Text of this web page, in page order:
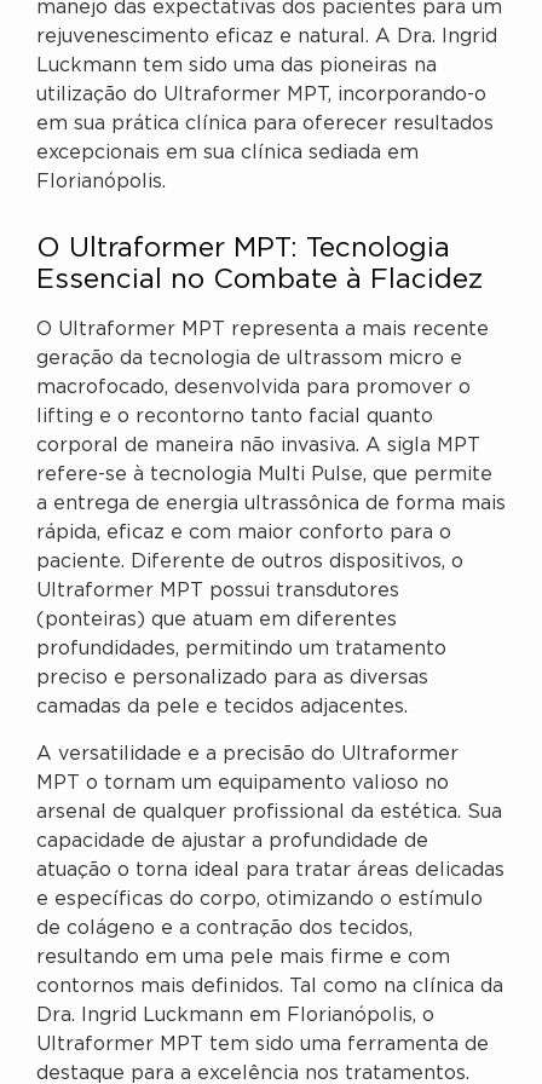
manejo das expectativas dos pacientes para um
rejuvenescimento eficaz e natural. A Dra. Ingrid
Luckmann tem sido uma das pioneiras na
utilização do Ultraformer MPT, incorporando-o
em sua prática clínica para oferecer resultados
excepcionais em sua clínica sediada em
Florianópolis.
O Ultraformer MPT: Tecnologia
Essencial no Combate à Flacidez
O Ultraformer MPT representa a mais recente
geração da tecnologia de ultrassom micro e
macrofocado, desenvolvida para promover o
lifting e o recontorno tanto facial quanto
corporal de maneira não invasiva. A sigla MPT
refere-se à tecnologia Multi Pulse, que permite
a entrega de energia ultrassônica de forma mais
rápida, eficaz e com maior conforto para o
paciente. Diferente de outros dispositivos, o
Ultraformer MPT possui transdutores
(ponteiras) que atuam em diferentes
profundidades, permitindo um tratamento
preciso e personalizado para as diversas
camadas da pele e tecidos adjacentes.
A versatilidade e a precisão do Ultraformer
MPT o tornam um equipamento valioso no
arsenal de qualquer profissional da estética. Sua
capacidade de ajustar a profundidade de
atuação o torna ideal para tratar áreas delicadas
e específicas do corpo, otimizando o estímulo
de colágeno e a contração dos tecidos,
resultando em uma pele mais firme e com
contornos mais definidos. Tal como na clínica da
Dra. Ingrid Luckmann em Florianópolis, o
Ultraformer MPT tem sido uma ferramenta de
destaque para a excelência nos tratamentos.